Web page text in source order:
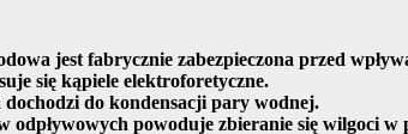
jest fabrycznie zabezpieczona przed
się kąpiele elektroforetyczne.
do kondensacji pary wodnej.
odpływowych powoduje zbieranie się wilgoci